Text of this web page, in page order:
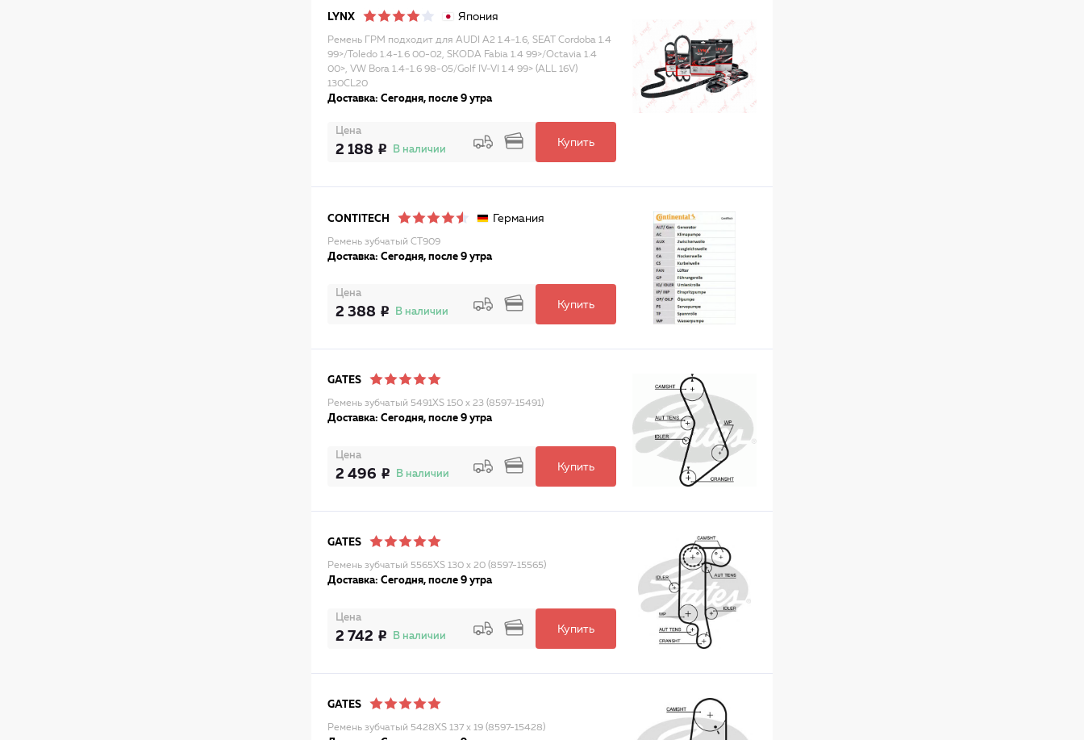
LYNX Япония
Ремень ГРМ подходит для AUDI A2 1.4-1.6, SEAT Cordoba 1.4
99>/Toledo 1.4-1.6 00-02, SKODA Fabia 1.4 99>/Octavia 1.4
00>, VW Bora 1.4-1.6 98-05/Golf IV-VI 1.4 99> (ALL 16V)
130CL20
Доставка: Сегодня, после 9 утра
Цена
2 188 В наличии
Купить
CONTITECH Германия
Ремень зубчатый CT909
Доставка: Сегодня, после 9 утра
Цена
2 388 В наличии
Купить
GATES
Ремень зубчатый 5491XS 150 x 23 (8597-15491)
Доставка: Сегодня, после 9 утра
Цена
2 496 В наличии
Купить
GATES
Ремень зубчатый 5565XS 130 x 20 (8597-15565)
Доставка: Сегодня, после 9 утра
Цена
2 742 В наличии
Купить
GATES
Ремень зубчатый 5428XS 137 x 19 (8597-15428)